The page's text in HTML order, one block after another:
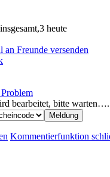
heute
an Freunde versenden
bearbeitet, bitte warten….
Kommentierfunktion